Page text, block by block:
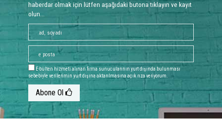
haberdar olmak için lütfen aşağıdaki butona tıklayın ve kayıt
olun...
E-bülten hizmeti alınan firma sunucularının yurt dışında bulunması
sebebiyle verilerimin yurt dışına aktarılmasına açık rıza veriyorum.
Abone Ol